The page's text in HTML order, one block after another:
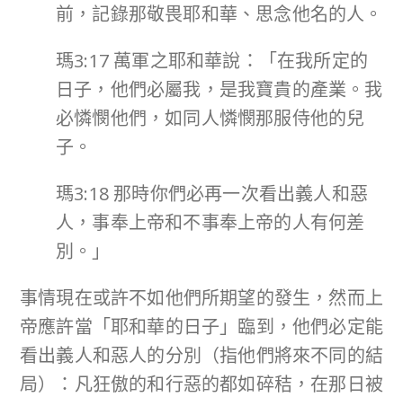
前，記錄那敬畏耶和華、思念他名的人。
瑪3:17 萬軍之耶和華說：「在我所定的
日子，他們必屬我，是我寶貴的產業。我
必憐憫他們，如同人憐憫那服侍他的兒
子。
瑪3:18 那時你們必再一次看出義人和惡
人，事奉上帝和不事奉上帝的人有何差
別。」
事情現在或許不如他們所期望的發生，然而上
帝應許當「耶和華的日子」臨到，他們必定能
看出義人和惡人的分別（指他們將來不同的結
局）：凡狂傲的和行惡的都如碎秸，在那日被